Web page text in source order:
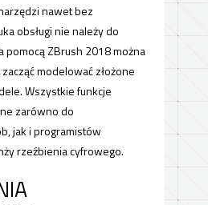
nawet bez
obsługi nie należy do
pomocą ZBrush 2018 można
modelować złożone
Wszystkie funkcje
zarówno do
jak i programistów
rzeźbienia cyfrowego.